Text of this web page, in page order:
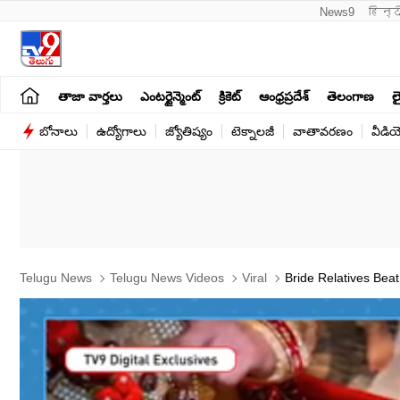
News9
తాజా వార్తలు ఎంటర్టైన్మెంట్ క్రికెట్ ఆంధ్రప్రదేశ్ తెలంగాణ
బోనాలు ఉద్యోగాలు జ్యోతిష్యం టెక్నాలజీ వాతావరణం
Telugu News Telugu News Videos Viral Bride Relatives